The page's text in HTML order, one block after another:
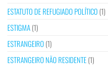
ESTATUTO DE REFUGIADO POLÍTICO (1)
ESTIGMA(1)
ESTRANGEIRO (1)
ESTRANGEIRO NÃO RESIDENTE(1)